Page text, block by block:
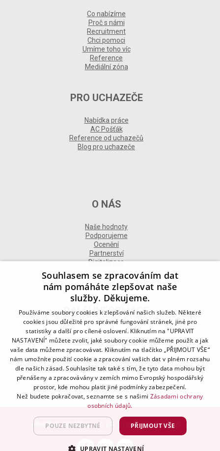
Co nabízíme
Proč s námi
Recruitment
Chci pomoci
Umíme toho víc
Reference
Mediální zóna
PRO UCHAZEČE
Nabídka práce
AC Pošťák
Reference od uchazečů
Blog pro uchazeče
O NÁS
Naše hodnoty
Podporujeme
Ocenění
Partnerství
Digitalizace
DALŠÍ INFORMACE
Kontakt
Naše odborné divize
Naše pobočky
Zásady zpracování osobních údajů
Všeobecné podmínky
Kodex chování
Blog
Advantage Consulting, s.r.o. 2021 | created byA-WebSys
Souhlasem se zpracováním dat
nám pomáháte zlepšovat naše
služby. Děkujeme.
Používáme soubory cookies k zlepšování našich služeb. Některé
cookies jsou důležité pro správné fungování stránek, jiné pro
statistiky a další pro cílené oslovení. Kliknutím na "UPRAVIT
NASTAVENÍ" můžete zvolit, jaké soubory cookie můžeme použít a jak
vaše data můžeme zpracovávat. Kliknutím na tlačítko „PŘIJMOUT VŠE“
nám umožníte použití cookie a zpracování vašich dat v plném rozsahu
dle našich zásad. Souhlasíte tak také s tím, že tyto data mohou být
přenášeny a zpracovávány v zemích mimo Evropský hospodářský
prostor, kde mohou platit jiné podmínky zabezpečení.
Než budete pokračovat, seznamte se s našimi Zásadami ochrany
osobních údajů.
PŘIJMOUT VŠE
POUZE NEZBYTNÉ
UPRAVIT NASTAVENÍ